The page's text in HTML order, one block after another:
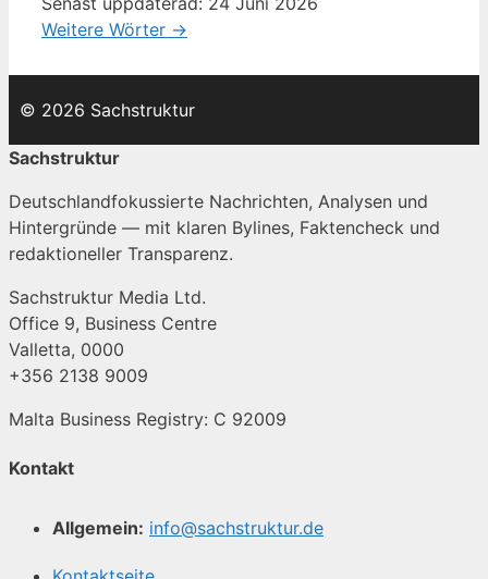
Weitere Wörter →
© 2026 Sachstruktur
Sachstruktur
Deutschlandfokussierte Nachrichten, Analysen und
Hintergründe — mit klaren Bylines, Faktencheck und
redaktioneller Transparenz.
Sachstruktur Media Ltd.
Office 9, Business Centre
Valletta, 0000
+356 2138 9009
Malta Business Registry: C 92009
Kontakt
Allgemein: info@sachstruktur.de